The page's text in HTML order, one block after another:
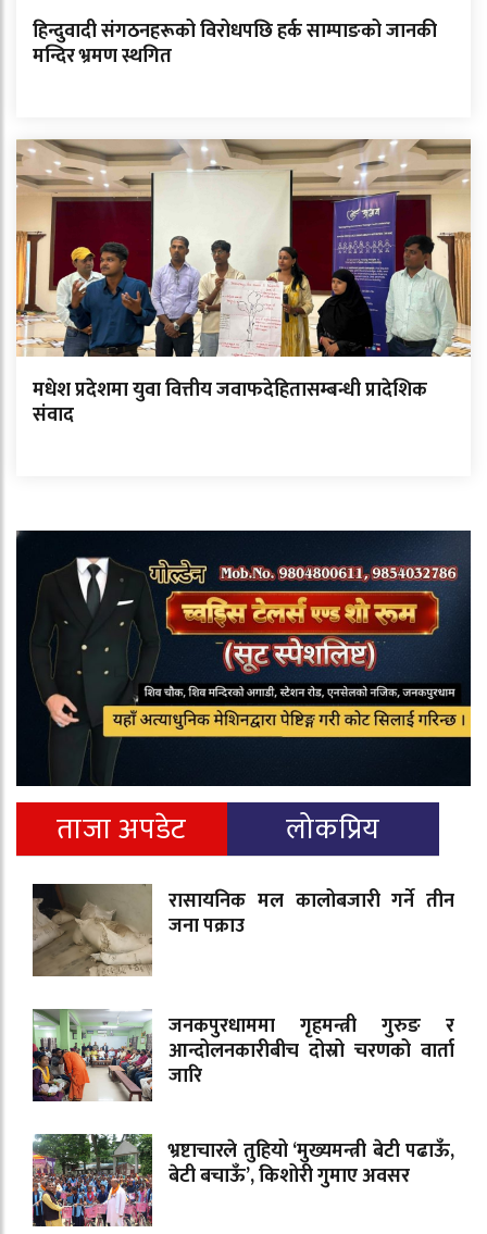
हिन्दुवादी संगठनहरूको विरोधपछि हर्क साम्पाङको जानकी
मन्दिर भ्रमण स्थगित
मधेश प्रदेशमा युवा वित्तीय जवाफदेहितासम्बन्धी प्रादेशिक
संवाद
ताजा अपडेट लोकप्रिय
रासायनिक मल कालोबजारी गर्ने तीन
जना पक्राउ
जनकपुरधाममा गृहमन्त्री गुरुङ र
आन्दोलनकारीबीच दोस्रो चरणको वार्ता
जारि
भ्रष्टाचारले तुहियो ‘मुख्यमन्त्री बेटी पढाऊँ,
बेटी बचाऊँ’, किशोरी गुमाए अवसर